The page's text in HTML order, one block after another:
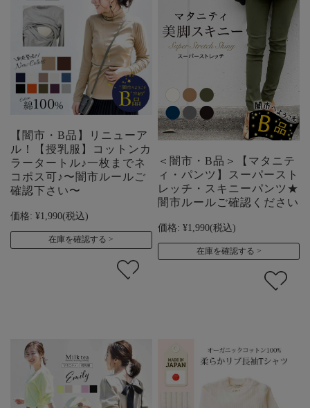
【闇市・B品】リニューア
ル！【授乳服】コットンカ
ラータートル♪一枚までネ
コポス可♪〜闇市ルールご
確認下さい〜
価格: ¥1,990(税込)
在庫を確認する
＜闇市・B品＞【マタニテ
ィ・パンツ】スーパースト
レッチ・スキニーパンツ★
闇市ルールご確認ください
価格: ¥1,990(税込)
在庫を確認する